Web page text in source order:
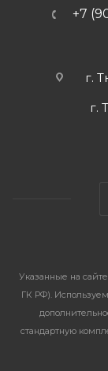
+7
г.
г.
Указанные на
ГК РФ).
стандартную